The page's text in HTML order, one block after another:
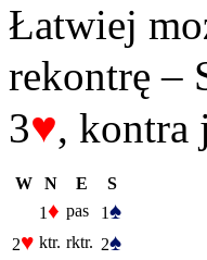
Łatwiej
rekontrę –
3♥, kontra
W N E
S
1♦ pas 1♠
2♥ ktr. rktr. 2♠